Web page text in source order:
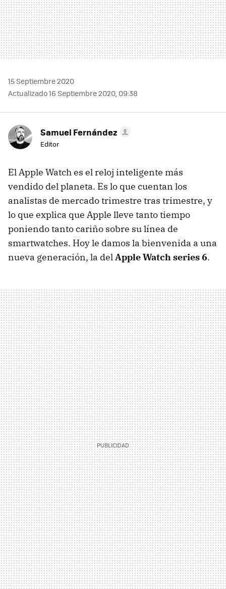
15 Septiembre 2020
Actualizado 16 Septiembre 2020, 09:38
Samuel Fernández
Editor
El Apple Watch es el reloj inteligente más
vendido del planeta. Es lo que cuentan los
analistas de mercado trimestre tras trimestre, y
lo que explica que Apple lleve tanto tiempo
poniendo tanto cariño sobre su línea de
smartwatches. Hoy le damos la bienvenida a una
nueva generación, la delApple Watch series 6.